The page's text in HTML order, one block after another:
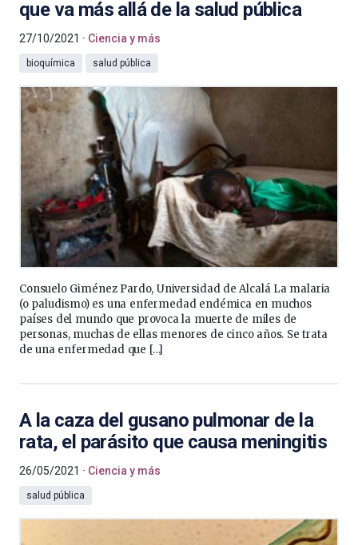
que va más allá de la salud pública
27/10/2021 Ciencia y más
bioquímica salud pública
Consuelo Giménez Pardo, Universidad de Alcalá La malaria
(o paludismo) es una enfermedad endémica en muchos
países del mundo que provoca la muerte de miles de
personas, muchas de ellas menores de cinco años. Se trata
de una enfermedad que […]
A la caza del gusano pulmonar de la
rata, el parásito que causa meningitis
26/05/2021 Ciencia y más
salud pública